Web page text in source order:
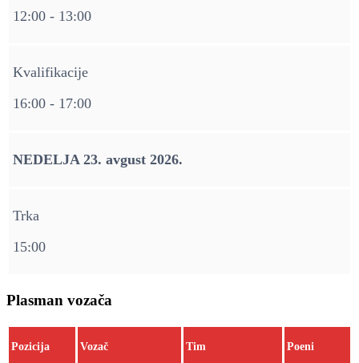
12:00 - 13:00
Kvalifikacije
16:00 - 17:00
NEDELJA 23. avgust 2026.
Trka
15:00
Plasman vozača
Pozicija Vozač Tim Poeni